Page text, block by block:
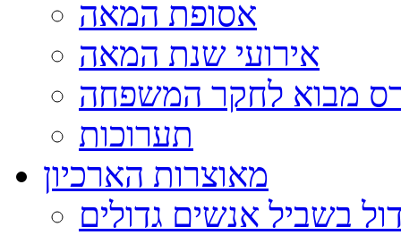
אסופת המאה
אירועי שנת המאה
מבוא לחקר המשפחה
תערוכות
מאוצרות הארכיון
בשביל אנשים גדולים